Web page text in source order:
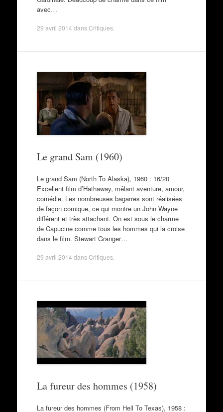
avec…
29 avril 2014 dansCritiques.
Le grand Sam (1960)
Le grand Sam (North To Alaska), 1960 : 16/20
Excellent film d’Hathaway, mêlant aventure, amour,
comédie. Les nombreuses bagarres sont réalisées
de façon comique, ce qui montre un John Wayne
différent et très attachant. On est sous le charme
de Capucine comme tous les hommes qui la croise
dans le film. Stewart Granger…
29 avril 2014 dansCritiques.
La fureur des hommes (1958)
La fureur des hommes (From Hell To Texas), 1958 :